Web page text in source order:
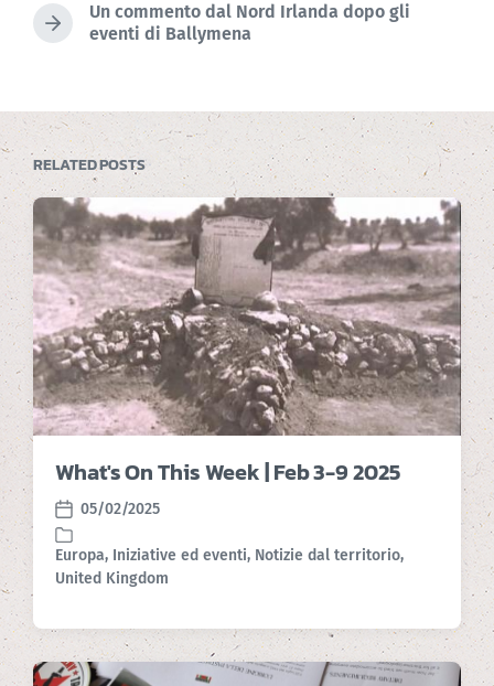
i
t
e
v
s
o
s
:
N
p
s
t
Un commento dal Nord Irlanda dopo gli
eventi di Ballymena
RELATED POSTS
What's On This Week | Feb 3-9 2025
P
o
s
t
a
t
e
05/02/2025
P
t
e
Europa, Iniziative ed eventi, Notizie dal territorio,
United Kingdom